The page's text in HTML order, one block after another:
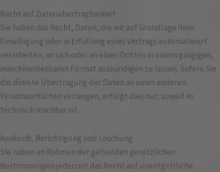
Recht auf Daten­übertrag­barkeit
Sie haben das Recht, Daten, die wir auf Grundlage Ihrer
Einwilligung oder in Erfüllung eines Vertrags automatisiert
verarbeiten, an sich oder an einen Dritten in einem gängigen,
maschinenlesbaren Format aushändigen zu lassen. Sofern Sie
die direkte Übertragung der Daten an einen anderen
Verantwortlichen verlangen, erfolgt dies nur, soweit es
technisch machbar ist.
Auskunft, Berichtigung und Löschung
Sie haben im Rahmen der geltenden gesetzlichen
Bestimmungen jederzeit das Recht auf unentgeltliche